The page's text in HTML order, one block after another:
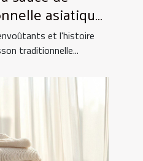
asiatique
culinaires
et l'histoire
traditionnelle...